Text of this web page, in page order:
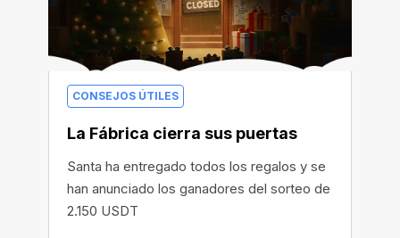
CONSEJOS ÚTILES
La Fábrica cierra sus puertas
Santa ha entregado todos los regalos y se
han anunciado los ganadores del sorteo de
2.150 USDT